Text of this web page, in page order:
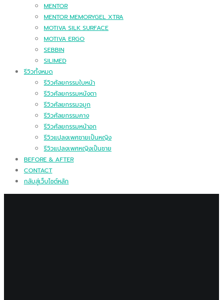
MENTOR
MENTOR MEMORYGEL XTRA
MOTIVA SILK SURFACE
MOTIVA ERGO
SEBBIN
SILIMED
รีวิวทั้งหมด
รีวิวศัลยกรรมใบหน้า
รีวิวศัลยกรรมหนังตา
รีวิวศัลยกรรมจมูก
รีวิวศัลยกรรมคาง
รีวิวศัลยกรรมหน้าอก
รีวิวแปลงเพศชายเป็นหญิง
รีวิวแปลงเพศหญิงเป็นชาย
BEFORE & AFTER
CONTACT
กลับสู่เว็บไซต์หลัก